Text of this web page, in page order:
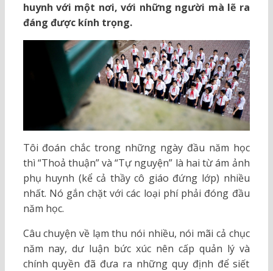
huynh với một nơi, với những người mà lẽ ra
đáng được kính trọng.
Tôi đoán chắc trong những ngày đầu năm học
thì “Thoả thuận” và “Tự nguyện” là hai từ ám ảnh
phụ huynh (kể cả thầy cô giáo đứng lớp) nhiều
nhất. Nó gắn chặt với các loại phí phải đóng đầu
năm học.
Câu chuyện về lạm thu nói nhiều, nói mãi cả chục
năm nay, dư luận bức xúc nên cấp quản lý và
chính quyền đã đưa ra những quy định để siết